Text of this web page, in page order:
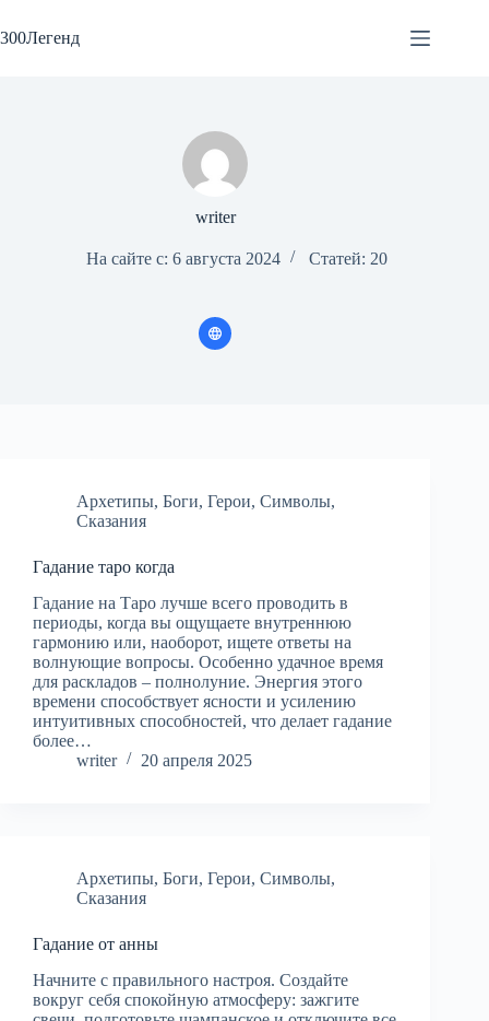
к
сути
300Легенд
writer
На сайте с: 6 августа 2024 Статей: 20
Архетипы, Боги, Герои, Символы,
Сказания
Гадание таро когда
Гадание на Таро лучше всего проводить в
периоды, когда вы ощущаете внутреннюю
гармонию или, наоборот, ищете ответы на
волнующие вопросы. Особенно удачное время
для раскладов – полнолуние. Энергия этого
времени способствует ясности и усилению
интуитивных способностей, что делает гадание
более…
writer
20 апреля 2025
Архетипы, Боги, Герои, Символы,
Сказания
Гадание от анны
Начните с правильного настроя. Создайте
вокруг себя спокойную атмосферу: зажгите